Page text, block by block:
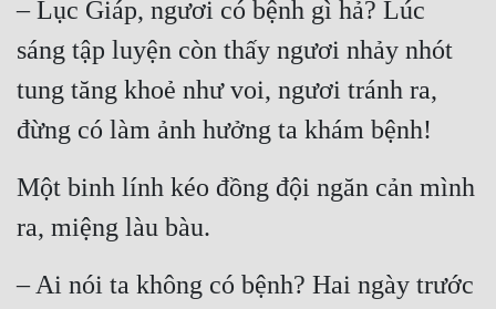
Góc Nhìn Nam
Huyền Huyễn
Huyền Ảo
Hệ Thống
– Lục Giáp, ngươi có bệnh gì hả? Lúc
sáng tập luyện còn thấy ngươi nhảy nhót
tung tăng khoẻ như voi, ngươi tránh ra,
đừng có làm ảnh hưởng ta khám bệnh!
Một binh lính kéo đồng đội ngăn cản mình
ra, miệng làu bàu.
– Ai nói ta không có bệnh? Hai ngày trước